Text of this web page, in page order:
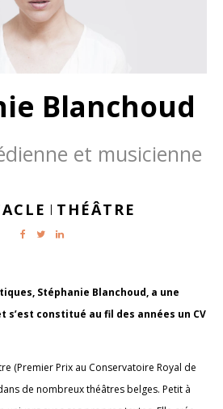
Blanchoud
et musicienne
| THÉÂTRE
Stéphanie Blanchoud, a une
constitué au fil des années un CV
(Premier Prix au Conservatoire Royal de
de nombreux théâtres belges. Petit à